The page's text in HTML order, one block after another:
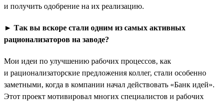
и получить одобрение на их реализацию.
► Так вы вскоре стали одним из самых активных
рационализаторов на заводе?
Мои идеи по улучшению рабочих процессов, как
и рационализаторские предложения коллег, стали особенно
заметными, когда в компании начал действовать «Банк идей».
Этот проект мотивировал многих специалистов и рабочих